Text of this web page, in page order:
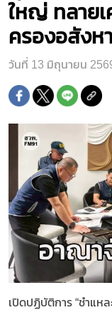
ใหญ่ ทลาย
ครองอสังห
วันที่ 13 มิถุนายน
เปิดปฏิบัติการ “ชำแห